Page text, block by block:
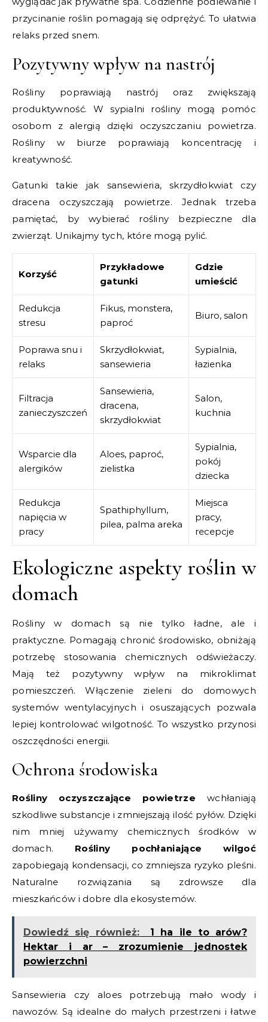
przycinanie roślin pomagają się odprężyć. To ułatwia
relaks przed snem.
Pozytywny wpływ na nastrój
Rośliny poprawiają nastrój oraz zwiększają
produktywność. W sypialni rośliny mogą pomóc
osobom z alergią dzięki oczyszczaniu powietrza.
Rośliny w biurze poprawiają koncentrację i
kreatywność.
Gatunki takie jak sansewieria, skrzydłokwiat czy
dracena oczyszczają powietrze. Jednak trzeba
pamiętać, by wybierać rośliny bezpieczne dla
zwierząt. Unikajmy tych, które mogą pylić.
Korzyść
Przykładowe
gatunki
Gdzie
umieścić
Redukcja
stresu
Fikus, monstera,
paproć
Biuro, salon
Poprawa snu i
relaks
Skrzydłokwiat,
sansewieria
Sypialnia,
łazienka
Filtracja
zanieczyszczeń
Sansewieria,
dracena,
skrzydłokwiat
Salon,
kuchnia
Wsparcie dla
alergików
Aloes, paproć,
zielistka
Sypialnia,
pokój
dziecka
Redukcja
napięcia w
pracy
Spathiphyllum,
pilea, palma areka
Miejsca
pracy,
recepcje
Ekologiczne aspekty roślin w
domach
Rośliny w domach są nie tylko ładne, ale i
praktyczne. Pomagają chronić środowisko, obniżają
potrzebę stosowania chemicznych odświeżaczy.
Mają też pozytywny wpływ na mikroklimat
pomieszczeń. Włączenie zieleni do domowych
systemów wentylacyjnych i osuszających pozwala
lepiej kontrolować wilgotność. To wszystko przynosi
oszczędności energii.
Ochrona środowiska
Rośliny oczyszczające powietrze wchłaniają
szkodliwe substancje i zmniejszają ilość pyłów. Dzięki
nim mniej używamy chemicznych środków w
domach. Rośliny pochłaniające wilgoć
zapobiegają kondensacji, co zmniejsza ryzyko pleśni.
Naturalne rozwiązania są zdrowsze dla
mieszkańców i dobre dla ekosystemów.
Dowiedź się również:
1 ha ile to arów?
Hektar i ar – zrozumienie jednostek
powierzchni
Sansewieria czy aloes potrzebują mało wody i
nawozów. Są idealne do małych przestrzeni i łatwe